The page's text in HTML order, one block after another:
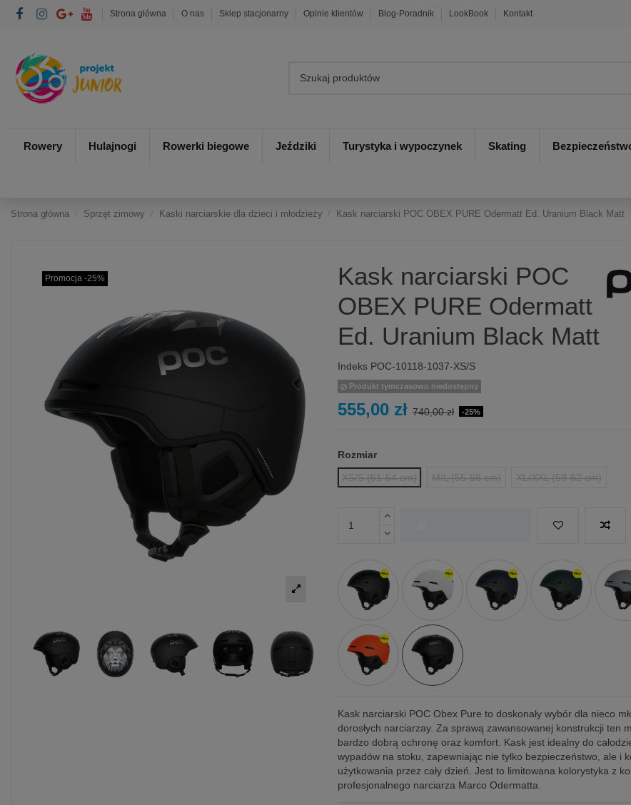
Strona główna O nas Sklep stacjonarny Opinie klientów Blog-Poradnik LookBook Kontakt
Rowery Hulajnogi Rowerki biegowe Jeździki Turystyka i wypoczynek Skating
Strona główna Sprzęt zimowy Kaski narciarskie dla dzieci i młodzieży Kask narciarski POC OBEX PURE Odermatt Ed. Uranium Black Matt
Promocja -25%
Kask narciarski POC
OBEX PURE Odermatt
Ed. Uranium Black Matt
Indeks POC-10118-1037-XS/S
Produkt tymczasowo niedostępny
555,00 zł 740,00 zł -25%
Rozmiar
XS/S (51-54 cm)
M/L (55-58 cm) XL/XXL (59-62 cm)
Kask narciarski POC Obex Pure to doskonały wybór dla nieco
dorosłych narciarzay. Za sprawą zawansowanej konstrukcji ten
bardzo dobrą ochronę oraz komfort. Kask jest idealny do
wypadów na stoku, zapewniając nie tylko bezpieczeństwo, ale i
użytkowania przez cały dzień. Jest to limitowana kolorystyka z
profesjonalnego narciarza Marco Odermatta.